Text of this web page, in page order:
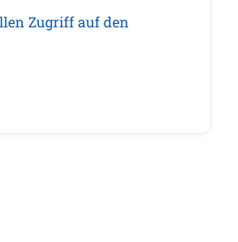
Zugriff auf den